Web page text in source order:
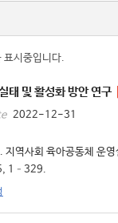
시중입니다.
태 및 활성화 방안 연구
2022-12-31
사회 육아공동체 운영
1–329.